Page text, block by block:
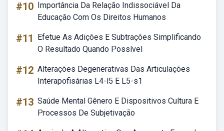
#10 Importância Da Relação Indissociável Da
Educação Com Os Direitos Humanos
#11
Efetue As Adições E Subtrações Simplificando
O Resultado Quando Possível
#12 Alterações Degenerativas Das Articulações
Interapofisárias L4-l5 E L5-s1
#13 Saúde Mental Gênero E Dispositivos Cultura E
Processos De Subjetivação